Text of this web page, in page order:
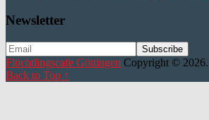
Newsletter
Flüchtlingscafe Göttingen Copyright © 2026.
Back to Top ↑